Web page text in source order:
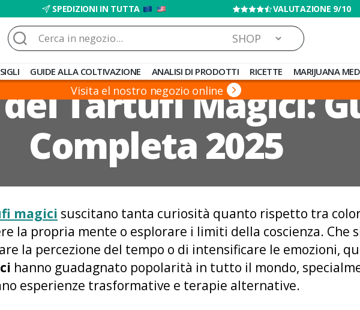
SPEDIZIONI IN TUTTA VALUTAZIONE 9/10
Cerca:
GUIDE ALLA COLTIVAZIONE ANALISI DI PRODOTTI RICETTE MARIJUANA
Visita el nostro negozio online
Tartufi Magici:
Completa 2025
magici suscitano tanta curiosità quanto rispetto tra
la propria mente o esplorare i limiti della coscienza. Che
la percezione del tempo o di intensificare le emozioni,
hanno guadagnato popolarità in tutto il mondo,
esperienze trasformative e terapie alternative.